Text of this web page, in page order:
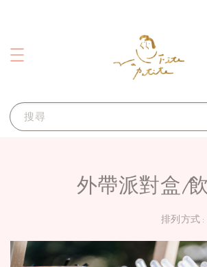
搜尋
外帶派對盒/
排列方式 :